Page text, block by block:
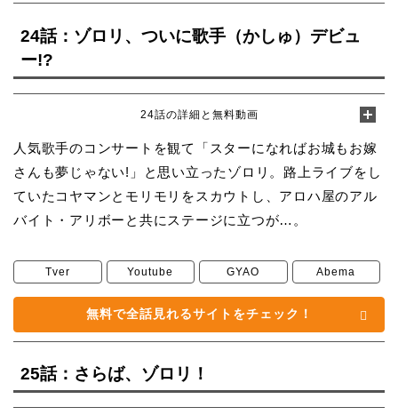
24話：ゾロリ、ついに歌手（かしゅ）デビュ
ー!?
24話の詳細と無料動画
人気歌手のコンサートを観て「スターになればお城もお嫁
さんも夢じゃない!」と思い立ったゾロリ。路上ライブをし
ていたコヤマンとモリモリをスカウトし、アロハ屋のアル
バイト・アリボーと共にステージに立つが…。
Tver Youtube GYAO Abema
無料で全話見れるサイトをチェック！
25話：さらば、ゾロリ！